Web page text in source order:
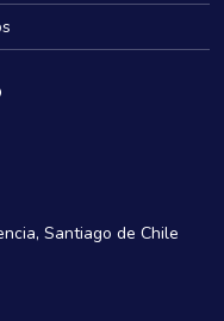
Santiago de Chile